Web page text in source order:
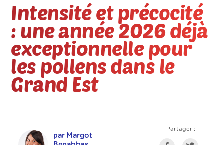
Intensité et précocité
: une année 2026 déjà
exceptionnelle pour
les pollens dans le
Grand Est
par Margot
Partager :